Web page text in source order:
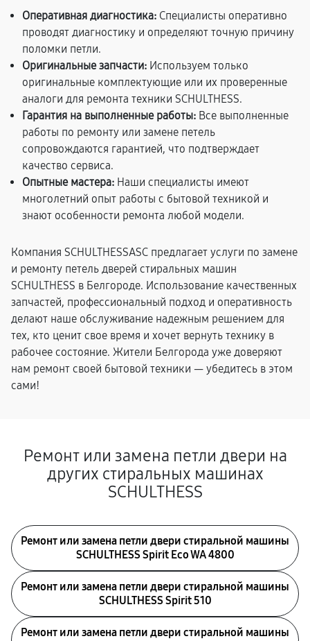
Оперативная диагностика: Специалисты оперативно
проводят диагностику и определяют точную причину
поломки петли.
Оригинальные запчасти: Используем только
оригинальные комплектующие или их проверенные
аналоги для ремонта техники SCHULTHESS.
Гарантия на выполненные работы: Все выполненные
работы по ремонту или замене петель
сопровождаются гарантией, что подтверждает
качество сервиса.
Опытные мастера: Наши специалисты имеют
многолетний опыт работы с бытовой техникой и
знают особенности ремонта любой модели.
Компания SCHULTHESSASC предлагает услуги по замене
и ремонту петель дверей стиральных машин
SCHULTHESS в Белгороде. Использование качественных
запчастей, профессиональный подход и оперативность
делают наше обслуживание надежным решением для
тех, кто ценит свое время и хочет вернуть технику в
рабочее состояние. Жители Белгорода уже доверяют
нам ремонт своей бытовой техники — убедитесь в этом
сами!
Ремонт или замена петли двери на
других стиральных машинах
SCHULTHESS
Ремонт или замена петли двери стиральной машины
SCHULTHESS Spirit Eco WA 4800
Ремонт или замена петли двери стиральной машины
SCHULTHESS Spirit 510
Ремонт или замена петли двери стиральной машины